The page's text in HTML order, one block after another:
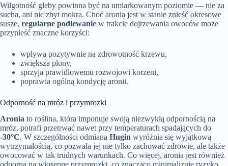
Wilgotność gleby powinna być na umiarkowanym poziomie — nie za
sucha, ani nie zbyt mokra. Choć aronia jest w stanie znieść okresowe
susze, regularne podlewanie w trakcie dojrzewania owoców może
przynieść znaczne korzyści:
wpływa pozytywnie na zdrowotność krzewu,
zwiększa plony,
sprzyja prawidłowemu rozwojowi korzeni,
poprawia ogólną kondycję aronii.
Odporność na mróz i przymrozki
Aronia to roślina, która imponuje swoją niezwykłą odpornością na
mróz, potrafi przetrwać nawet przy temperaturach spadających do
-30°C. W szczególności odmiana Hugin wyróżnia się wyjątkową
wytrzymałością, co pozwala jej nie tylko zachować zdrowie, ale także
owocować w tak trudnych warunkach. Co więcej, aronia jest również